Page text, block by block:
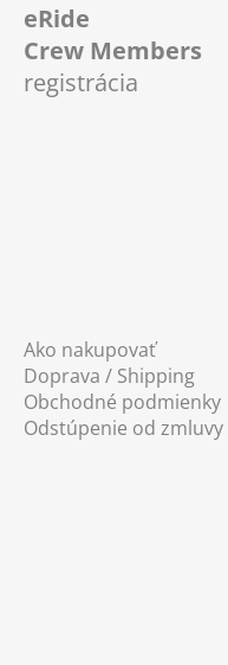
eRide
Crew Members
registrácia
Ako nakupovať
Doprava / Shipping
Obchodné podmienky
Odstúpenie od zmluvy